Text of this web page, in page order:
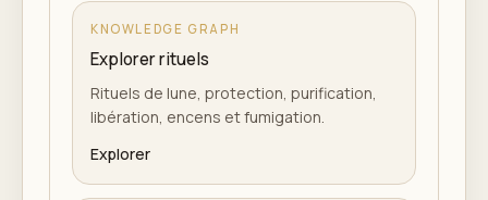
KNOWLEDGE GRAPH
Explorer rituels
Rituels de lune, protection, purification,
libération, encens et fumigation.
Explorer